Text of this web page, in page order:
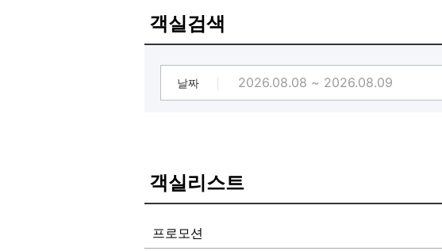
객실검색
날짜
객실리스트
프로모션